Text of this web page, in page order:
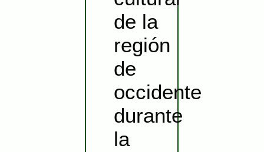
de la
región
de
occidente
durante
la